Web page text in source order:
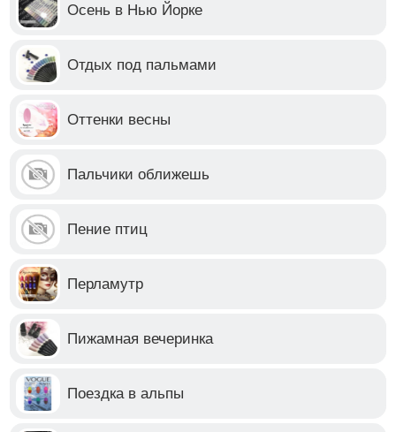
Осень в Нью Йорке
Отдых под пальмами
Оттенки весны
Пальчики оближешь
Пение птиц
Перламутр
Пижамная вечеринка
Поездка в альпы